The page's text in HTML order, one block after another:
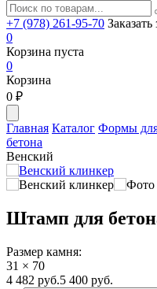
+7 (978) 261-95-70
0
Корзина пуста
0
Корзина
0 ₽
Главная Каталог Формы
бетона
Венский
Штамп для
Размер камня:
31 × 70
4 482 руб.5 400 руб.